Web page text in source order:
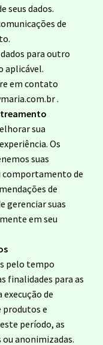
seus dados.
de
para outro
aplicável.
em contato
.
sua
Os
suas
comportamento de
de
gerenciar suas
em seu
pelo tempo
finalidades para as
de
produtos e
período, as
anonimizadas.